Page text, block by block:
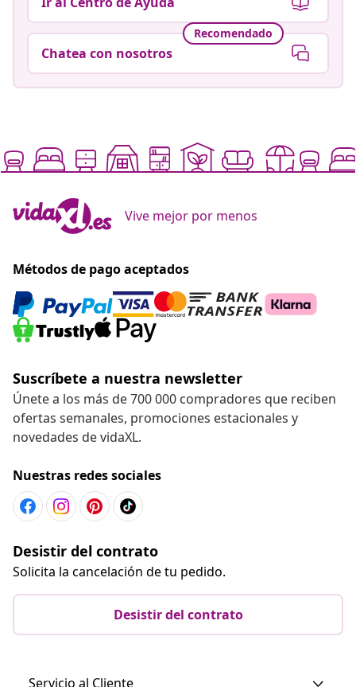
Recomendado
Chatea con nosotros
Vive mejor por menos
Métodos de pago aceptados
Suscríbete a nuestra newsletter
Únete a los más de 700 000 compradores que reciben
ofertas semanales, promociones estacionales y
novedades de vidaXL.
Nuestras redes sociales
Desistir del contrato
Solicita la cancelación de tu pedido.
Desistir del contrato
Servicio al Cliente